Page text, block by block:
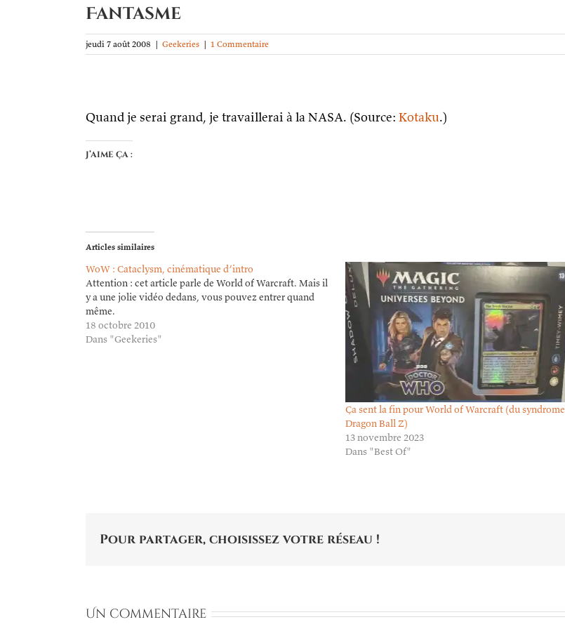
Fantasme
jeudi 7 août 2008 | Geekeries | 1 Commentaire
Quand je serai grand, je travaillerai à la NASA. (Source: Kotaku.)
J’aime ça :
Articles similaires
WoW : Cataclysm, cinématique d’intro
Attention : cet article parle de World of Warcraft. Mais il
y a une jolie vidéo dedans, vous pouvez entrer quand
même.
18 octobre 2010
Dans "Geekeries"
Ça sent la fin pour World of Warcraft (du syndrome
Dragon Ball Z)
13 novembre 2023
Dans "Best Of"
Pour partager, choisissez votre réseau !
Un commentaire